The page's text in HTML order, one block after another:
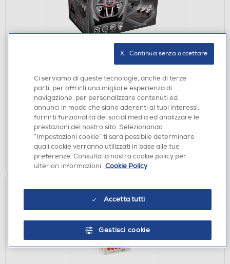
€ 157,99
€ 189,00consigliato
Acquisto online:disponibile
Ritiro in negozio:non disponibile
AGGIUNGI
Ci serviamo di queste tecnologie, anche di terze
parti, per offrirti una migliore esperienza di
navigazione, per personalizzare contenuti ed
annunci in modo che siano aderenti ai tuoi interessi,
fornirti funzionalità dei social media ed analizzare le
prestazioni del nostro sito. Selezionando
“Impostazioni cookie” ti sarà possibile determinare
quali cookie verranno utilizzati in base alle tue
preferenze. Consulta la nostra cookie policy per
ulteriori informazioni. Cookie Policy
Accetta tutti
Gestisci cookie
X   Continua senza accettare